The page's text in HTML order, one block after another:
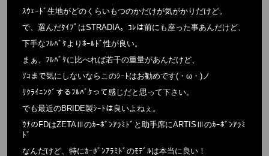
ｽｳｪｰﾄﾞ生地がどのくらいもつのかだけが気がかりだけど。
で、選んだﾀｲﾌﾟはSTRADIA。ｺﾚは前にも座った事あんだけど、
下手なﾌﾙﾊﾞｹよりﾎｰﾙﾄﾞ性が良い。
まぁ、ﾌﾙﾊﾞｹに比べれば若干の重量があんだけど、
ｿｺまで気にしないならこのｼｰﾄはお勧めです(・ω・)ノ
ﾘｸﾗｲﾆﾝｸﾞするﾌﾙﾊﾞｹって感じだと思って下さい。
でも最近のBRIDE製ｼｰﾄは良いよねぇ。
ｳﾁのFDはZETAⅢのｶｰﾎﾞﾝｱﾗﾐﾄﾞと助手席にARTISⅢのｶｰﾎﾞﾝｱﾗﾐ
ﾄﾞ
なんだけど、特にｶｰﾎﾞﾝｱﾗﾐﾄﾞのﾓﾃﾞﾙは本当に良い！